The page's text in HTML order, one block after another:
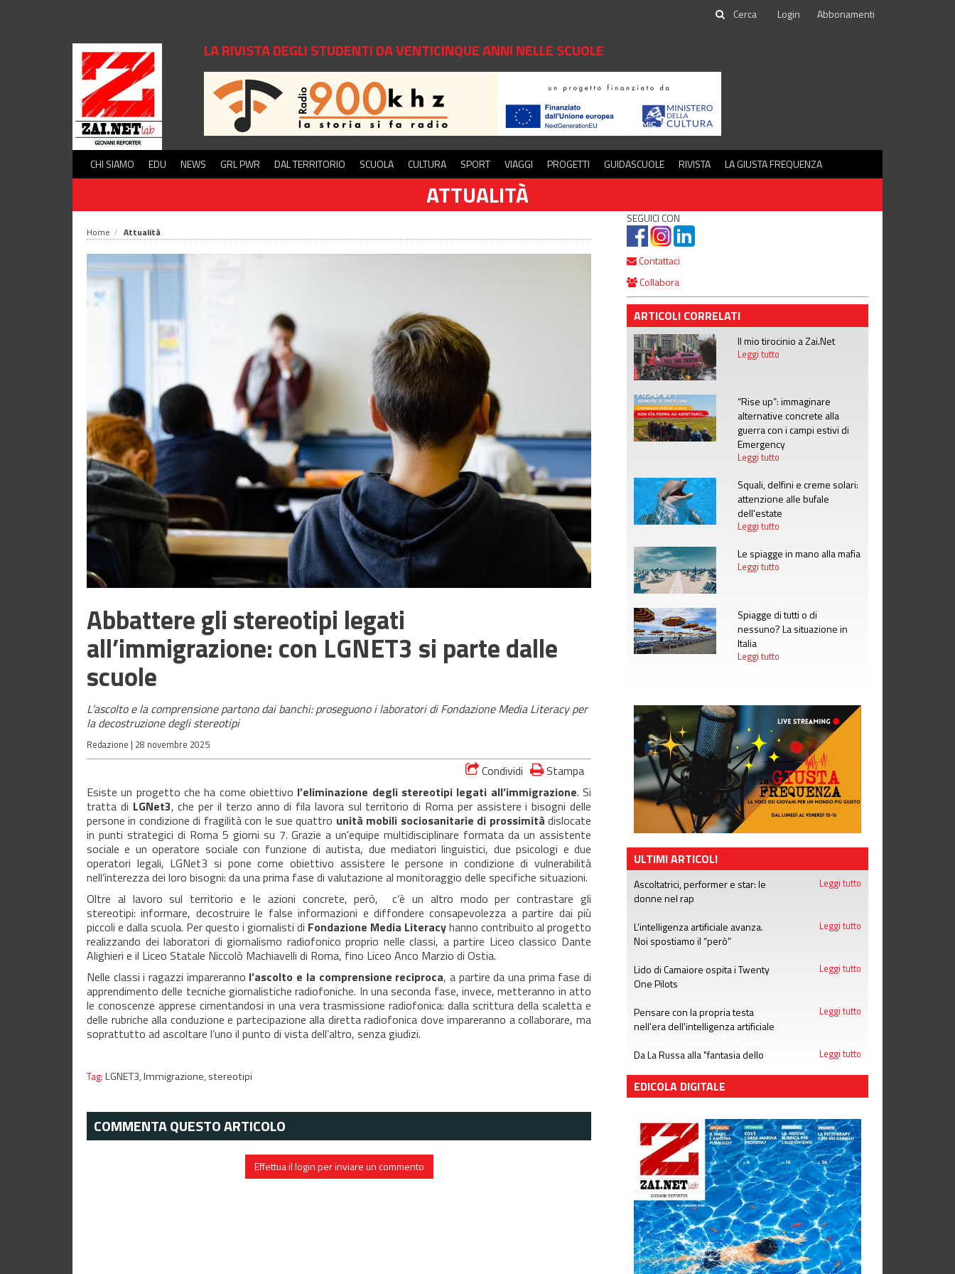
Login Abbonamenti
LA RIVISTA DEGLI STUDENTI DA VENTICINQUE ANNI NELLE SCUOLE
CHI SIAMO EDU NEWS GRL PWR DAL TERRITORIO SCUOLA CULTURA SPORT VIAGGI PROGETTI GUIDASCUOLE RIVISTA LA GIUSTA FREQUENZA
ATTUALITÀ
Home Attualità
Abbattere gli stereotipi legati
all’immigrazione: con LGNET3 si parte dalle
scuole
L’ascolto e la comprensione partono dai banchi: proseguono i laboratori di Fondazione Media Literacy per
la decostruzione degli stereotipi
Redazione | 28 novembre 2025
Condividi
Stampa
Esiste un progetto che ha come obiettivo l’eliminazione degli stereotipi legati all’immigrazione. Si
tratta di LGNet3, che per il terzo anno di fila lavora sul territorio di Roma per assistere i bisogni delle
persone in condizione di fragilità con le sue quattro unità mobili sociosanitarie di prossimità dislocate
in punti strategici di Roma 5 giorni su 7. Grazie a un'equipe multidisciplinare formata da un assistente
sociale e un operatore sociale con funzione di autista, due mediatori linguistici, due psicologi e due
operatori legali, LGNet3 si pone come obiettivo assistere le persone in condizione di vulnerabilità
nell’interezza dei loro bisogni: da una prima fase di valutazione al monitoraggio delle specifiche situazioni.
Oltre al lavoro sul territorio e le azioni concrete, però, c’è un altro modo per contrastare gli
stereotipi: informare, decostruire le false informazioni e diffondere consapevolezza a partire dai più
piccoli e dalla scuola. Per questo i giornalisti di Fondazione Media Literacyhanno contribuito al progetto
realizzando dei laboratori di giornalismo radiofonico proprio nelle classi, a partire Liceo classico Dante
Alighieri e il Liceo Statale Niccolò Machiavelli di Roma, fino Liceo Anco Marzio di Ostia.
Nelle classi i ragazzi impareranno l’ascolto e la comprensione reciproca, a partire da una prima fase di
apprendimento delle tecniche giornalistiche radiofoniche. In una seconda fase, invece, metteranno in atto
le conoscenze apprese cimentandosi in una vera trasmissione radiofonica: dalla scrittura della scaletta e
delle rubriche alla conduzione e partecipazione alla diretta radiofonica dove impareranno a collaborare, ma
soprattutto ad ascoltare l’uno il punto di vista dell’altro, senza giudizi.
Tag:LGNET3,Immigrazione,stereotipi
COMMENTA QUESTO ARTICOLO
Effettua il login per inviare un commento
SEGUICI CON
Contattaci
Collabora
ARTICOLI CORRELATI
Il mio tirocinio a Zai.Net
Leggi tutto
“Rise up”: immaginare
alternative concrete alla
guerra con i campi estivi di
Emergency
Leggi tutto
Squali, delfini e creme solari:
attenzione alle bufale
dell'estate
Leggi tutto
Le spiagge in mano alla mafia
Leggi tutto
Spiagge di tutti o di
nessuno? La situazione in
Italia
Leggi tutto
ULTIMI ARTICOLI
Ascoltatrici, performer e star: le
donne nel rap
Leggi tutto
L’intelligenza artificiale avanza.
Noi spostiamo il “però”
Leggi tutto
Lido di Camaiore ospita i Twenty
One Pilots
Leggi tutto
Pensare con la propria testa
nell'era dell'intelligenza artificiale
Leggi tutto
Da La Russa alla "fantasia dello
meritano
Leggi tutto
EDICOLA DIGITALE